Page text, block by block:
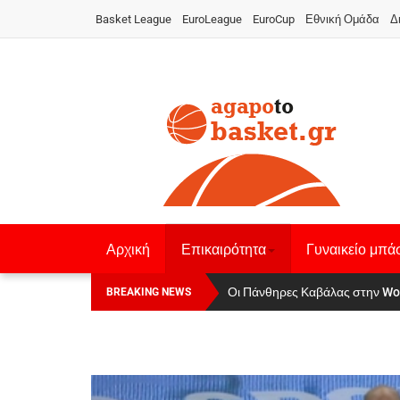
Basket League EuroLeague EuroCup Εθνική Ομάδα
Αρχική Επικαιρότητα Γυναικείο
BREAKING NEWS Οι Πάνθηρες Καβάλας στην
Αναχώρησε για τα Γιάννενα η